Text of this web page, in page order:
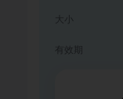
大小
有效期